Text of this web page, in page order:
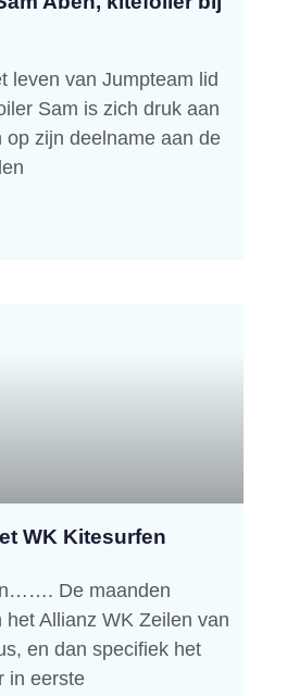
leven van Jumpteam lid
Sam is zich druk aan
op zijn deelname aan de
WK Kitesurfen
De maanden
Allianz WK Zeilen van
en dan specifiek het
in eerste